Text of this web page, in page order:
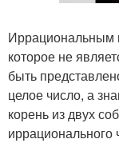
Иррациональным
которое не
быть
целое число, а
корень из двух
иррационального